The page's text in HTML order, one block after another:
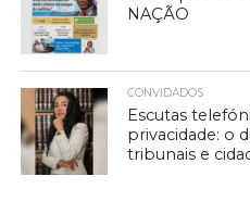
NAÇÃO
CONVIDADOS
Escutas
privacidade: o
tribunais e